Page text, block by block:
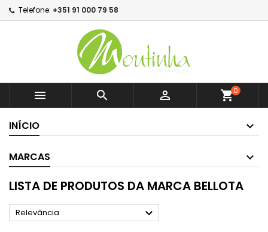
Telefone: +351 91 000 79 58
   shopping_cart0
INÍCIO
MARCAS
LISTA DE PRODUTOS DA MARCA BELLOTA
Relevância 